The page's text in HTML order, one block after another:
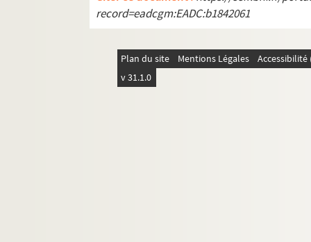
record=eadcgm:EADC:b1842061
Plan du site Mentions Légales
v 31.1.0